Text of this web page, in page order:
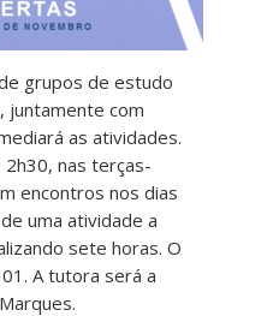
grupos de estudo
juntamente com
as atividades.
nas terças-
encontros nos dias
uma atividade a
sete horas. O
A tutora será a